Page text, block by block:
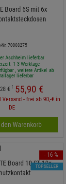
Board 6S mit 6x
Nr. 70008275
Aschheim lieferbar
1-3 Werktage
, weitere Artikel ab
lieferbar
28 € 1 55,90 €
Versand - frei ab 90,-€ in
DE
Warenkorb
- 16 %
TOPSELLER